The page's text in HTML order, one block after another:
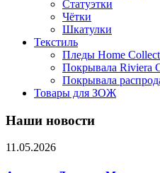
Статуэтки
Чётки
Шкатулки
Текстиль
Пледы Home
Покрывала Riviera
Покрывала
Товары для ЗОЖ
Наши новости
11.05.2026